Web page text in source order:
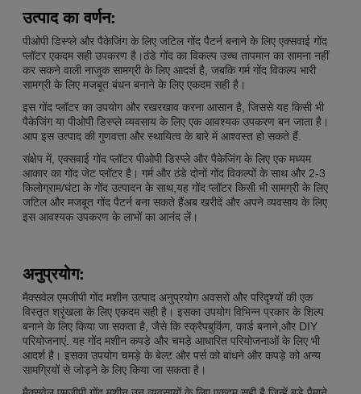
उत्पाद का वर्णन:
पीओपी डिस्प्ले और पैकेजिंग के लिए जटिल गोंद पैटर्न बनाने के लिए एक्सवाई गोंद
प्लॉटर एकदम सही उपकरण है।ठंडे गोंद का विकल्प उच्च तापमान का सामना नहीं
कर सकने वाली नाजुक सामग्री के लिए आदर्श है, जबकि गर्म गोंद विकल्प भारी
सामग्री के लिए मजबूत बंधन बनाने के लिए एकदम सही है।
इस गोंद प्लॉटर का उपयोग और रखरखाव करना आसान है, जिससे यह किसी भी
पैकेजिंग या पीओपी डिस्प्ले व्यवसाय के लिए एक आवश्यक उपकरण बन जाता है।
आप इस उत्पाद की गुणवत्ता और स्थायित्व के बारे में आश्वस्त हो सकते हैं.
संक्षेप में, एक्सवाई गोंद प्लॉटर पीओपी डिस्प्ले और पैकेजिंग के लिए एक मध्यम
आकार का गोंद जेट प्लॉटर है। गर्म और ठंडे दोनों गोंद विकल्पों के साथ और 2-3
किलोग्राम/घंटा के गोंद उत्पादन के साथ,यह गोंद प्लॉटर किसी भी सामग्री के लिए
जटिल और मजबूत गोंद पैटर्न बना सकते हैंअब खरीदें और अपने व्यवसाय के लिए
इस आवश्यक उपकरण के लाभों का आनंद लें।
अनुप्रयोग:
मैक्सवेल एमजीपी गोंद मशीन उत्पाद अनुप्रयोग अवसरों और परिदृश्यों की एक
विस्तृत श्रृंखला के लिए एकदम सही है। इसका उपयोग विभिन्न प्रकार के शिल्प
बनाने के लिए किया जा सकता है, जैसे कि स्क्रैपबुकिंग, कार्ड बनाने,और DIY
परियोजनाएं. यह गोंद मशीन कपड़े और चमड़े आधारित परियोजनाओं के लिए भी
आदर्श है। इसका उपयोग चमड़े के बेल्ट और पर्स को बांधने और कपड़े को अन्य
सामग्रियों से जोड़ने के लिए किया जा सकता है।